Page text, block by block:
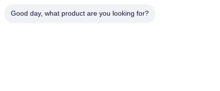
Γύρος Εργοστασίων
Ποιοτικός Έλεγχος
Good day, what product are you looking for?